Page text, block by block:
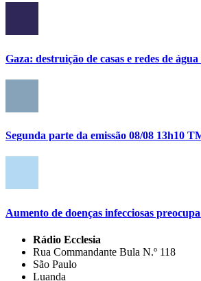
Gaza: destruição de casas e redes de
Segunda parte da emissão 08/08 13h10
Aumento de doenças infecciosas
Rádio Ecclesia
Rua Commandante Bula N.º 118
São Paulo
Luanda